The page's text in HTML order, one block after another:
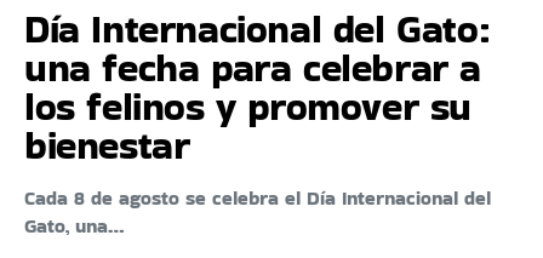
Día Internacional del Gato:
una fecha para celebrar a
los felinos y promover su
bienestar
Cada 8 de agosto se celebra el Día Internacional del
Gato, una…